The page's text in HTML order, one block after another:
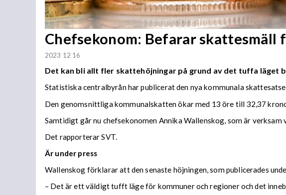
Chefsekonom: Befarar skattesmäll
2023 12 16
Det kan bli allt fler skattehöjningar på grund av det tuffa läget
Statistiska centralbyrån har publicerat den nya kommunala
Den genomsnittliga kommunalskatten ökar med 13 öre till 32,37
Samtidigt går nu chefsekonomen Annika Wallenskog, som är
Det rapporterar SVT.
Är under press
Wallenskog förklarar att den senaste höjningen, som publicerades
– Det är ett väldigt tufft läge för kommuner och regioner och det